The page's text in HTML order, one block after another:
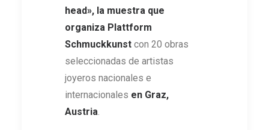
head», la muestra que
organiza Plattform
Schmuckkunst con 20 obras
seleccionadas de artistas
joyeros nacionales e
internacionales en Graz,
Austria.